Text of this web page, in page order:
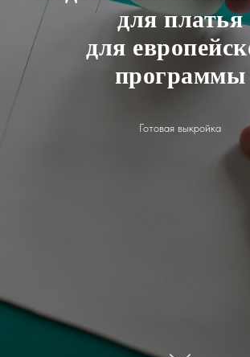
для платья
для
программы
Готовая выкройка